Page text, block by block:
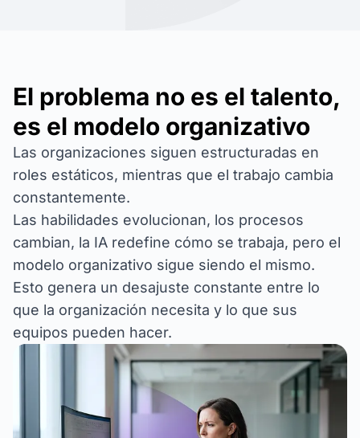
El problema no es el talento,
es el modelo organizativo
Las organizaciones siguen estructuradas en
roles estáticos, mientras que el trabajo cambia
constantemente.
Las habilidades evolucionan, los procesos
cambian, la IA redefine cómo se trabaja, pero el
modelo organizativo sigue siendo el mismo.
Esto genera un desajuste constante entre lo
que la organización necesita y lo que sus
equipos pueden hacer.